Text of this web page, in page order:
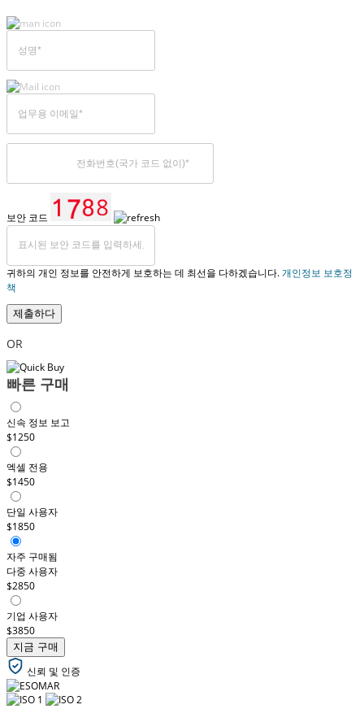
보안 코드
귀하의 개인 정보를 안전하게 보호하는 데 최선을 다하겠습니다.개인정보 보호정
책
제출하다
OR
빠른 구매
신속 정보 보고
$1250
엑셀 전용
$1450
단일 사용자
$1850
자주 구매됨
다중 사용자
$2850
기업 사용자
$3850
지금 구매
신뢰 및 인증